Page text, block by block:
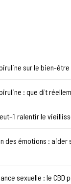
sur le bien-
: que dit
il ralentir le
des émotions : aider
sexuelle : le CBD